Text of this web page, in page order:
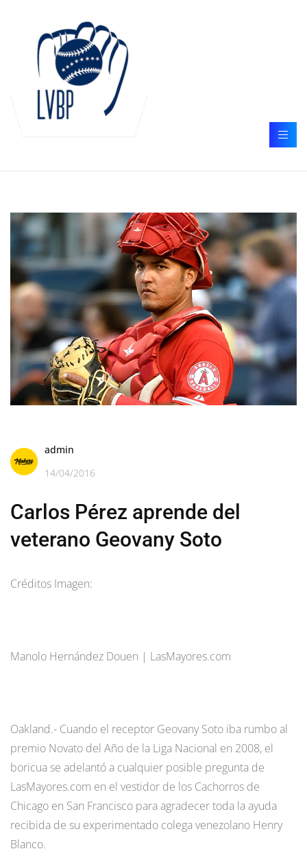
admin
14/04/2016
Carlos Pérez aprende del
veterano Geovany Soto
Créditos Imagen:
Manolo Hernández Douen | LasMayores.com
Oakland.- Cuando el receptor Geovany Soto iba rumbo al
premio Novato del Año de la Liga Nacional en 2008, el
boricua se adelantó a cualquier posible pregunta de
LasMayores.com en el vestidor de los Cachorros de
Chicago en San Francisco para agradecer toda la ayuda
recibida de su experimentado colega venezolano Henry
Blanco.